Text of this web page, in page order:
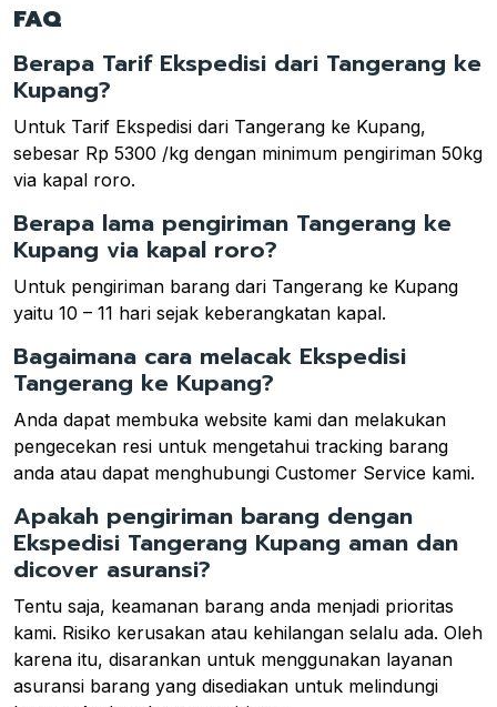
FAQ
Berapa Tarif Ekspedisi dari Tangerang ke
Kupang?
Untuk Tarif Ekspedisi dari Tangerang ke Kupang,
sebesar Rp 5300 /kg dengan minimum pengiriman 50kg
via kapal roro.
Berapa lama pengiriman Tangerang ke
Kupang via kapal roro?
Untuk pengiriman barang dari Tangerang ke Kupang
yaitu 10 – 11 hari sejak keberangkatan kapal.
Bagaimana cara melacak Ekspedisi
Tangerang ke Kupang?
Anda dapat membuka website kami dan melakukan
pengecekan resi untuk mengetahui tracking barang
anda atau dapat menghubungi Customer Service kami.
Apakah pengiriman barang dengan
Ekspedisi Tangerang Kupang aman dan
dicover asuransi?
Tentu saja, keamanan barang anda menjadi prioritas
kami. Risiko kerusakan atau kehilangan selalu ada. Oleh
karena itu, disarankan untuk menggunakan layanan
asuransi barang yang disediakan untuk melindungi